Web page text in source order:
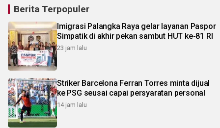
Berita Terpopuler
Imigrasi Palangka Raya gelar layanan Paspor
Simpatik di akhir pekan sambut HUT ke-81 RI
23 jam lalu
Striker Barcelona Ferran Torres minta dijual
ke PSG seusai capai persyaratan personal
14 jam lalu